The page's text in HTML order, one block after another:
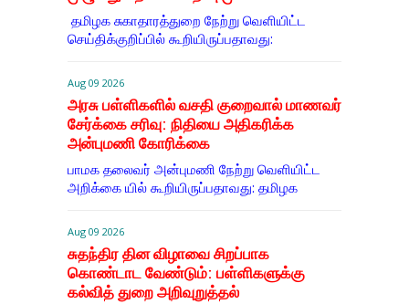
தமிழக சுகாதாரத்துறை நேற்று வெளியிட்ட
செய்திக்குறிப்பில் கூறியிருப்பதாவது:
Aug 09 2026
அரசு பள்ளிகளில் வசதி குறைவால் மாணவர்
சேர்க்கை சரிவு: நிதியை அதிகரிக்க
அன்புமணி கோரிக்கை
பாமக தலைவர் அன்புமணி நேற்று வெளியிட்ட
அறிக்கை யில் கூறியிருப்பதாவது: தமிழக
Aug 09 2026
சுதந்திர தின விழாவை சிறப்பாக
கொண்டாட வேண்டும்: பள்ளிகளுக்கு
கல்வித் துறை அறிவுறுத்தல்